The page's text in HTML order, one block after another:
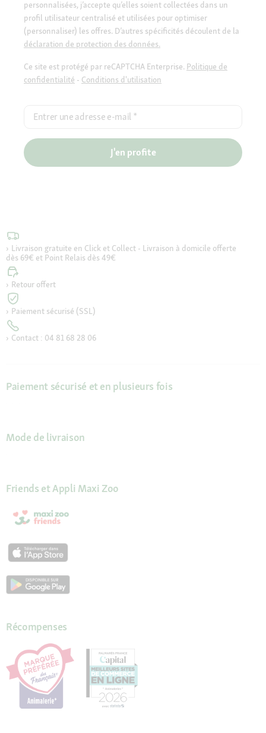
personnalisées, j’accepte qu’elles soient collectées dans un
profil utilisateur centralisé et utilisées pour optimiser
(personnaliser) les offres. D’autres spécificités découlent de la
déclaration de protection des données.
Ce site est protégé par reCAPTCHA Enterprise. Politique de
confidentialité - Conditions d'utilisation
Entrer une adresse e-mail *
J'en profite
Livraison gratuite en Click et Collect - Livraison à domicile offerte
dès 69€ et Point Relais dès 49€
Retour offert
Paiement sécurisé (SSL)
Contact : 04 81 68 28 06
Paiement sécurisé et en plusieurs fois
Mode de livraison
Friends et Appli Maxi Zoo
Récompenses